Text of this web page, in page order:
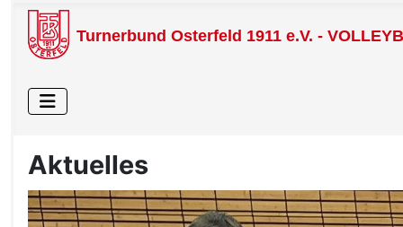
Turnerbund Osterfeld 1911 e.V. -
Aktuelles